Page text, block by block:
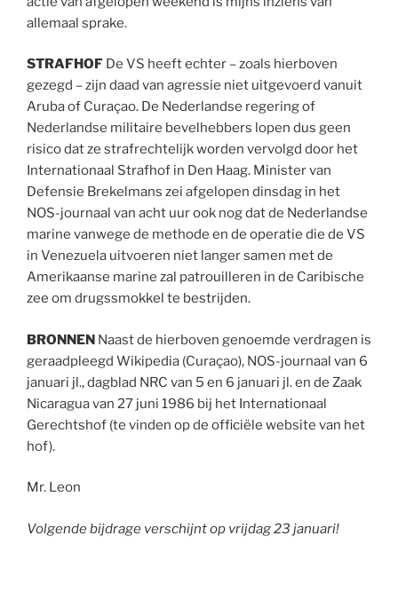
allemaal sprake.
STRAFHOF De VS heeft echter – zoals hierboven
gezegd – zijn daad van agressie niet uitgevoerd vanuit
Aruba of Curaçao. De Nederlandse regering of
Nederlandse militaire bevelhebbers lopen dus geen
risico dat ze strafrechtelijk worden vervolgd door het
Internationaal Strafhof in Den Haag. Minister van
Defensie Brekelmans zei afgelopen dinsdag in het
NOS-journaal van acht uur ook nog dat de Nederlandse
marine vanwege de methode en de operatie die de VS
in Venezuela uitvoeren niet langer samen met de
Amerikaanse marine zal patrouilleren in de Caribische
zee om drugssmokkel te bestrijden.
BRONNEN Naast de hierboven genoemde verdragen is
geraadpleegd Wikipedia (Curaçao), NOS-journaal van 6
januari jl., dagblad NRC van 5 en 6 januari jl. en de Zaak
Nicaragua van 27 juni 1986 bij het Internationaal
Gerechtshof (te vinden op de officiële website van het
hof).
Mr. Leon
Volgende bijdrage verschijnt op vrijdag 23 januari!